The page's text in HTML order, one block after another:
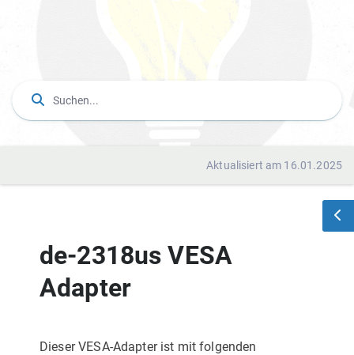
Aktualisiert am 16.01.2025
de-2318us VESA
Adapter
Dieser VESA-Adapter ist mit folgenden